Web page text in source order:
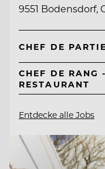
9551 Bodensdorf,
CHEF DE PARTIE
CHEF DE RANG
RESTAURANT
Entdecke alle Jobs